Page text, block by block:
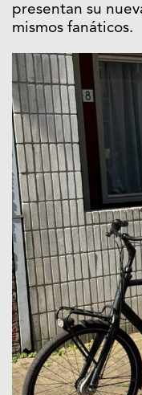
presentan su
mismos fanáticos.